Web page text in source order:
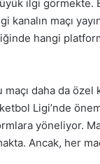
ilgi görmekte.
maçı
hangi
daha da özel
Ligi’nde
yöneliyor.
Ancak, her